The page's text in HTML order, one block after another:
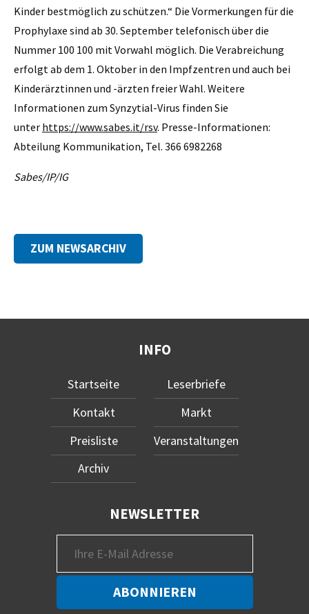
Kinder bestmöglich zu schützen.“ Die Vormerkungen für die
Prophylaxe sind ab 30. September telefonisch über die
Nummer 100 100 mit Vorwahl möglich. Die Verabreichung
erfolgt ab dem 1. Oktober in den Impfzentren und auch bei
Kinderärztinnen und -ärzten freier Wahl. Weitere
Informationen zum Synzytial-Virus finden Sie
unter https://www.sabes.it/rsv. Presse-Informationen:
Abteilung Kommunikation, Tel. 366 6982268
Sabes/IP/IG
ZUM NEWSARCHIV
INFO
Startseite
Kontakt
Preisliste
Archiv
Leserbriefe
Markt
Veranstaltungen
NEWSLETTER